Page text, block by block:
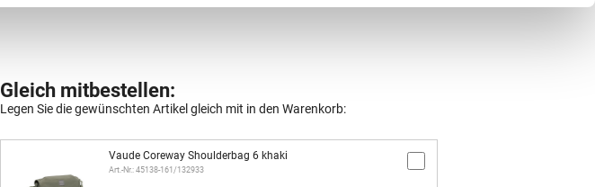
Gleich mitbestellen:
Legen Sie die gewünschten Artikel gleich mit in den Warenkorb:
Vaude Coreway Shoulderbag 6 khaki
Art.-Nr.: 45138-161/132933